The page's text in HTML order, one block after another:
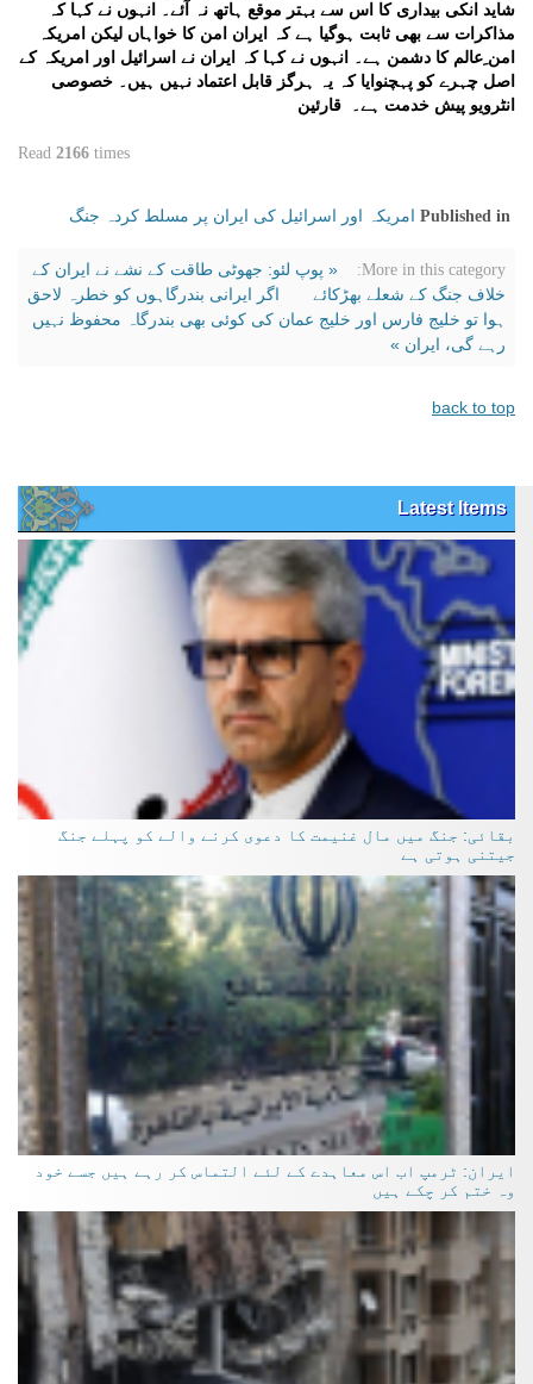
شاید انکی بیداری کا اس سے بہتر موقع ہاتھ نہ آئے۔ انہوں نے کہا کہ
مذاکرات سے بھی ثابت ہوگیا ہے کہ ایران امن کا خواہاں لیکن امریکہ
امن ِعالم کا دشمن ہے۔ انہوں نے کہا کہ ایران نے اسرائیل اور امریکہ کے
اصل چہرے کو پہچنوایا کہ یہ ہرگز قابل اعتماد نہیں ہیں۔ خصوصی
انٹرویو پیش خدمت ہے۔ قارئین
Read 2166 times
Published in امریکہ اور اسرائیل کی ایران پر مسلط کردہ جنگ
More in this category:
« پوپ لئو: جھوٹی طاقت کے نشے نے ایران کے
خلاف جنگ کے شعلے بھڑکائے
اگر ایرانی بندرگاہوں کو خطرہ لاحق
ہوا تو خلیج فارس اور خلیج عمان کی کوئی بھی بندرگاہ محفوظ نہیں
رہے گی، ایران »
back to top
Latest Items
بقائی: جنگ میں مال غنیمت کا دعوی کرنے والے کو پہلے جنگ
جیتنی ہوتی ہے
ایران: ٹرمپ اب اس معاہدے کے لئے التماس کر رہے ہیں جسے خود
وہ ختم کر چکے ہیں